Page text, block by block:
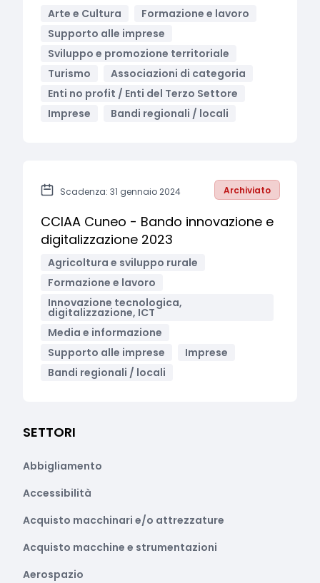
Arte e Cultura
Formazione e lavoro
Supporto alle imprese
Sviluppo e promozione territoriale
Turismo
Associazioni di categoria
Enti no profit / Enti del Terzo Settore
Imprese
Bandi regionali / locali
Scadenza: 31 gennaio 2024 Archiviato
CCIAA Cuneo - Bando innovazione e
digitalizzazione 2023
Agricoltura e sviluppo rurale
Formazione e lavoro
Innovazione tecnologica,
digitalizzazione, ICT
Media e informazione
Supporto alle imprese
Imprese
Bandi regionali / locali
SETTORI
Abbigliamento
Accessibilità
Acquisto macchinari e/o attrezzature
Acquisto macchine e strumentazioni
Aerospazio